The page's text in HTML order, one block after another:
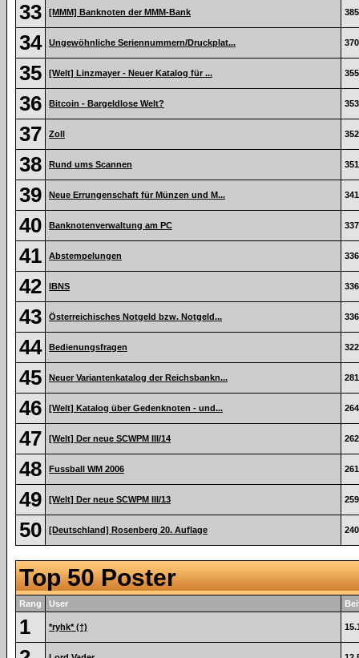
33 [MMM] Banknoten der MMM-Bank
34 Ungewöhnliche Seriennummern/Druckplat...
35 [Welt] Linzmayer - Neuer Katalog für ...
36 Bitcoin - Bargeldlose Welt?
37 Zoll
38 Rund ums Scannen
39 Neue Errungenschaft für Münzen und M...
40 Banknotenverwaltung am PC
41 Abstempelungen
42 IBNS
43 Österreichisches Notgeld bzw. Notgeld...
44 Bedienungsfragen
45 Neuer Variantenkatalog der Reichsbankn...
46 [Welt] Katalog über Gedenknoten - und...
47 [Welt] Der neue SCWPM III/14
48 Fussball WM 2006
49 [Welt] Der neue SCWPM III/13
50 [Deutschland] Rosenberg 20. Auflage
Top 50 Poster
Rang User
1 *ryhk* (†)